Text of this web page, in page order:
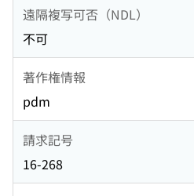
遠隔複写可否（NDL）
不可
著作権情報
pdm
請求記号
16-268